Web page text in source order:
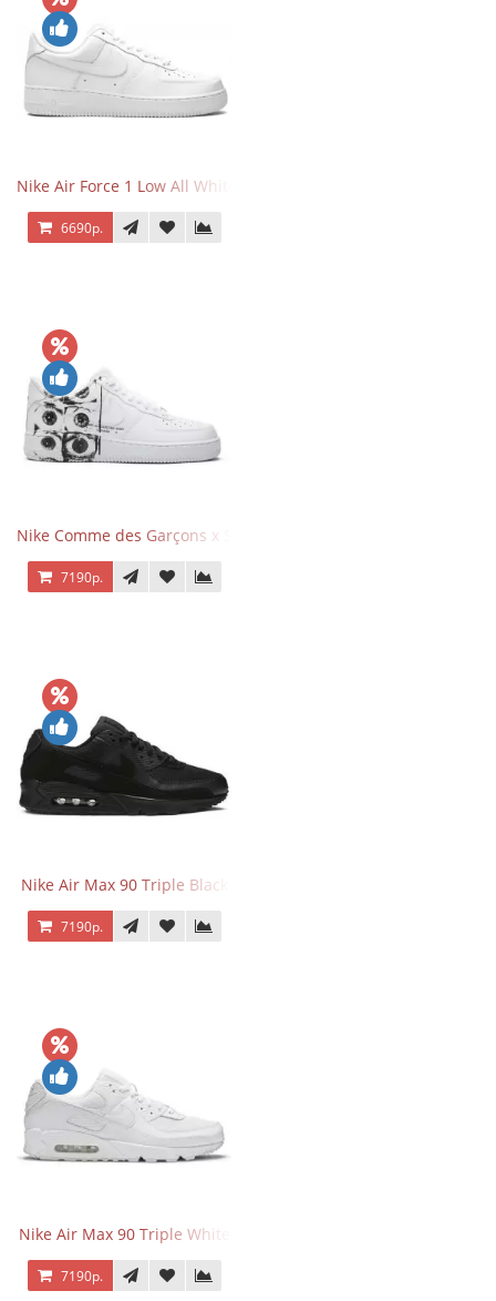
Nike Air Force 1 Low All White
6690р.
Nike Comme des Garçons x Supreme x Air Force 1 Low Eyes
7190р.
Nike Air Max 90 Triple Black
7190р.
Nike Air Max 90 Triple White
7190р.